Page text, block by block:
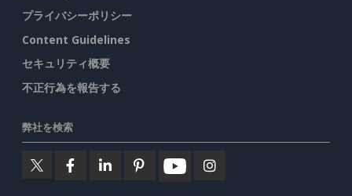
プライバシーポリシー
Content Guidelines
セキュリティ概要
不正行為を報告する
弊社を検索